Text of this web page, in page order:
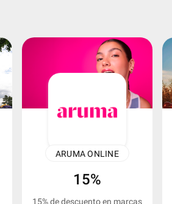
ARUMA ONLINE
15%
15% de descuento en marcas